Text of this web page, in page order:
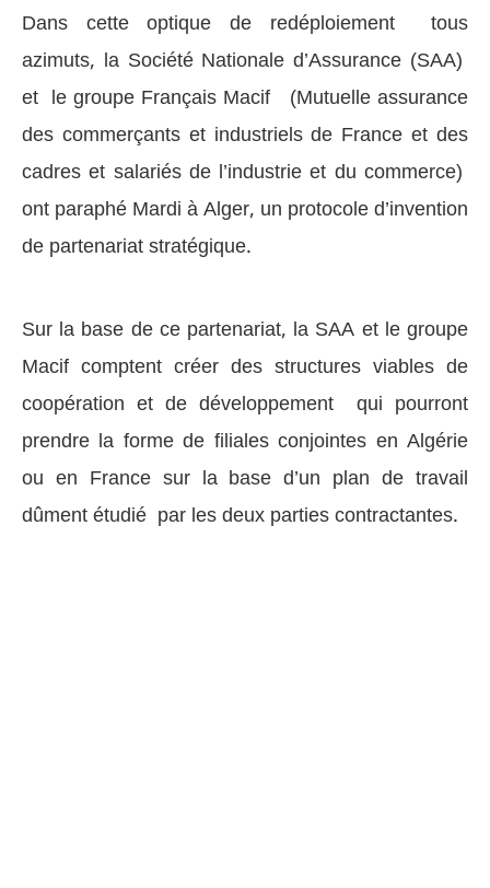
Dans cette optique de redéploiement tous
azimuts, la Société Nationale d’Assurance (SAA)
et le groupe Français Macif (Mutuelle assurance
des commerçants et industriels de France et des
cadres et salariés de l’industrie et du commerce)
ont paraphé Mardi à Alger, un protocole d’invention
de partenariat stratégique.
Sur la base de ce partenariat, la SAA et le groupe
Macif comptent créer des structures viables de
coopération et de développement qui pourront
prendre la forme de filiales conjointes en Algérie
ou en France sur la base d’un plan de travail
dûment étudié par les deux parties contractantes.